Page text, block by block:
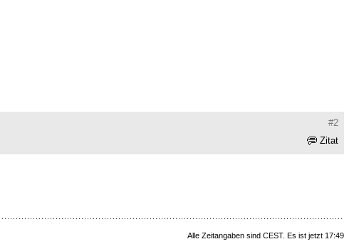
#2
Zitat
Alle Zeitangaben sind CEST. Es ist jetzt 17:49